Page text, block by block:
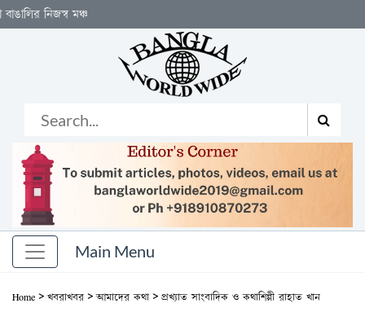
মঞ্চ
Home > খবরাখবর > আমাদের কথা > প্রখ্যাত সাংবাদিক ও কথাশিল্পী রাহাত খান